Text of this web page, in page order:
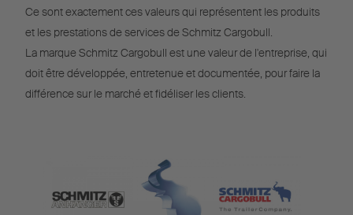
Ce sont exactement ces valeurs qui représentent les produits
et les prestations de services de Schmitz Cargobull.
La marque Schmitz Cargobull est une valeur de l'entreprise, qui
doit être développée, entretenue et documentée, pour faire la
différence sur le marché et fidéliser les clients.